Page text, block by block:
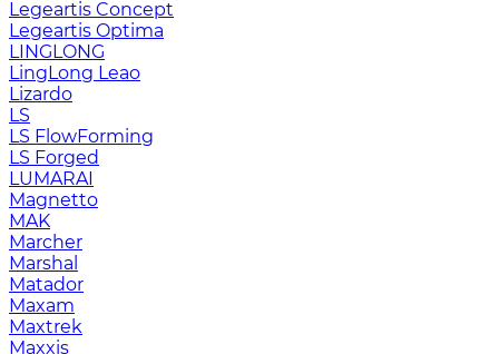
Legeartis Concept
Legeartis Optima
LINGLONG
LingLong Leao
Lizardo
LS
LS FlowForming
LS Forged
LUMARAI
Magnetto
MAK
Marcher
Marshal
Matador
Maxam
Maxtrek
Maxxis